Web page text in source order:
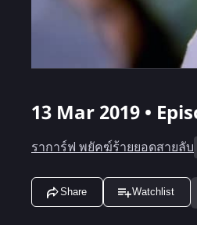
13 Mar 2019 •
ราการ์ฟ พยัคฆ์ร้ายยอดสายลับ
Share Watchlist